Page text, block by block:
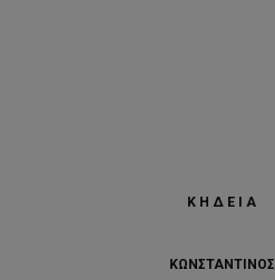
Κ Η Δ Ε Ι Α
ΚΩΝΣΤΑΝΤΙΝΟΣ